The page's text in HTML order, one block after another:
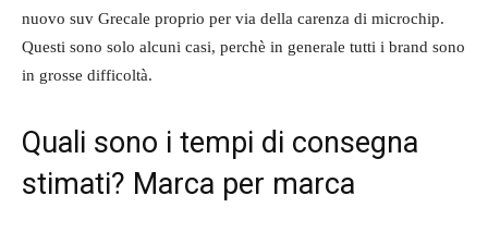
nuovo suv Grecale proprio per via della carenza di microchip.
Questi sono solo alcuni casi, perchè in generale tutti i brand sono
in grosse difficoltà.
Quali sono i tempi di consegna
stimati? Marca per marca